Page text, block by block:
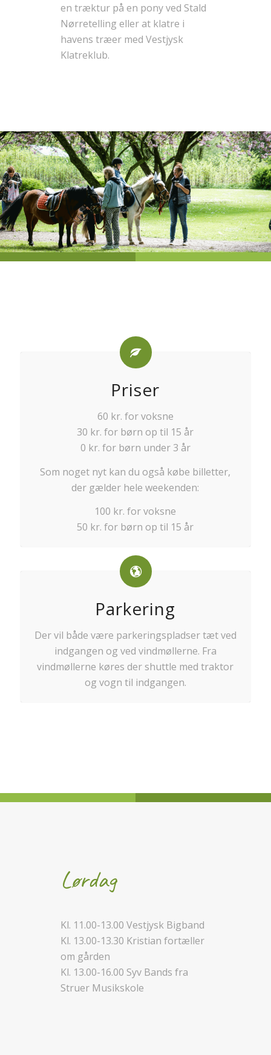
en træktur på en pony ved Stald
Nørretelling eller at klatre i
havens træer med Vestjysk
Klatreklub.
Priser
60 kr. for voksne
30 kr. for børn op til 15 år
0 kr. for børn under 3 år
Som noget nyt kan du også købe billetter,
der gælder hele weekenden:
100 kr. for voksne
50 kr. for børn op til 15 år
Parkering
Der vil både være parkeringspladser tæt ved
indgangen og ved vindmøllerne. Fra
vindmøllerne køres der shuttle med traktor
og vogn til indgangen.
Lørdag
Kl. 11.00-13.00 Vestjysk Bigband
Kl. 13.00-13.30 Kristian fortæller
om gården
Kl. 13.00-16.00 Syv Bands fra
Struer Musikskole